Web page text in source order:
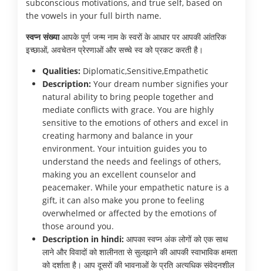
subconscious motivations, and true self, based on
the vowels in your full birth name.
स्वप्न संख्याआपके पूर्ण जन्म नाम के स्वरों के आधार पर आपकी आंतरिक
इच्छाओं, अवचेतन प्रेरणाओं और सच्चे स्व को प्रकट करती है।
Qualities: Diplomatic,Sensitive,Empathetic
Description: Your dream number signifies your
natural ability to bring people together and
mediate conflicts with grace. You are highly
sensitive to the emotions of others and excel in
creating harmony and balance in your
environment. Your intuition guides you to
understand the needs and feelings of others,
making you an excellent counselor and
peacemaker. While your empathetic nature is a
gift, it can also make you prone to feeling
overwhelmed or affected by the emotions of
those around you.
Description in hindi: आपका स्वप्न अंक लोगों को एक साथ
लाने और विवादों को शालीनता से सुलझाने की आपकी स्वाभाविक क्षमता
को दर्शाता है। आप दूसरों की भावनाओं के प्रति अत्यधिक संवेदनशील